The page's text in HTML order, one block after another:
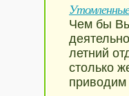
Чем бы
летний
столько
приводим